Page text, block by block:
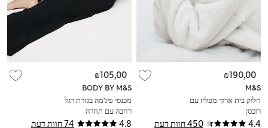
4.4 450 חוות דעת
M&S
חלוק בית ארוך מפליז עם
רוכסן
₪190,00
4.8 74 חוות דעת
BODY BY M&S
מכנסי פיג'מה בגזרת רגל
רחבה עם תחרה
₪105,00